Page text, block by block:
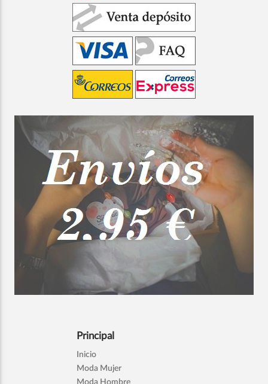
Principal
Inicio
Moda Mujer
Moda Hombre